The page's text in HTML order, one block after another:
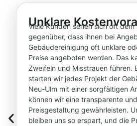
Unklare
Viele Kunden sehen sich oft dem
gegenüber, dass ihnen bei
Gebäudereinigung oft unklare
Preise angeboten werden. Das
Zweifeln und Misstrauen führen.
starten wir jedes Projekt der
Neu-Ulm mit einer sorgfältigen
können wir eine transparente
Preisgestaltung gewährleisten.
bleiben uns so erspart, und die